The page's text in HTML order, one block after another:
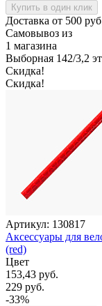
Купить в один клик
Доставка от 500
Самовывоз из
1 магазина
Выборная 142/3,2
Скидка!
Скидка!
Артикул: 130817
Аксессуары для
(red)
Цвет
153,43 руб.
229 руб.
-33%